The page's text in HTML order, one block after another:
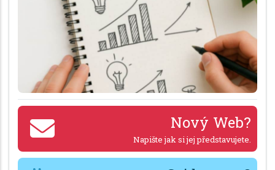
Nový Web?
Napište jak si jej představujete.